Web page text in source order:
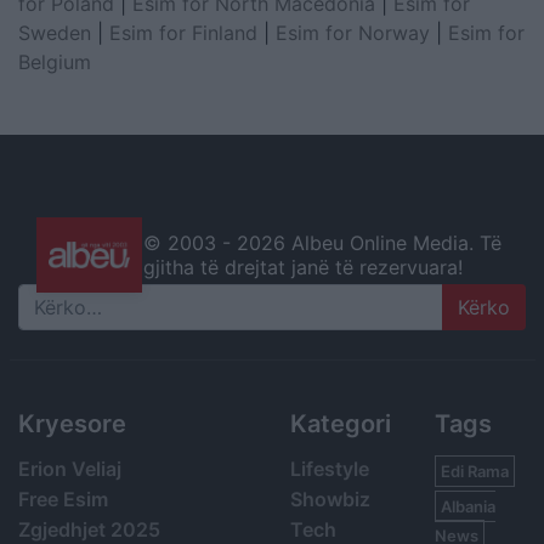
Sweden
Esim for Finland Esim for Norway
Esim for
Belgium
© 2003 - 2026 Albeu Online Media. Të
gjitha të drejtat janë të rezervuara!
Search
Kryesore
Erion Veliaj
Free Esim
Zgjedhjet 2025
Kategori
Lifestyle
Showbiz
Tech
Tags
Edi Rama
Albania
News